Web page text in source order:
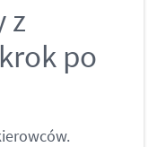
z
po